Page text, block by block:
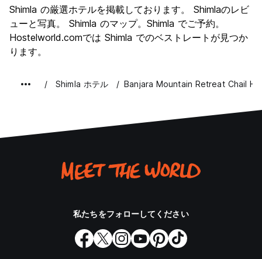
ナイトライフ
4.7
コストパフォーマンス
Shimla の厳選ホテルを掲載しております。 Shimlaのレビ
ューと写真。 Shimla のマップ。Shimla でご予約。
Hostelworld.comでは Shimla でのベストレートが見つか
ります。
Shimla ホテル Banjara Mountain Retreat Chail
私たちをフォローしてください